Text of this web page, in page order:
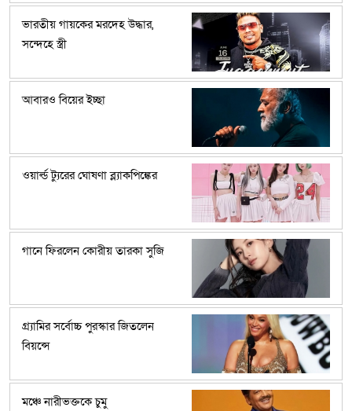
ভারতীয় গায়কের মরদেহ উদ্ধার,
সন্দেহে স্ত্রী
আবারও বিয়ের ইচ্ছা
ওয়ার্ল্ড ট্যুরের ঘোষণা ব্ল্যাকপিঙ্কের
গানে ফিরলেন কোরীয় তারকা সুজি
গ্র্যামির সর্বোচ্চ পুরস্কার জিতলেন
বিয়ন্সে
মঞ্চে নারীভক্তকে চুমু